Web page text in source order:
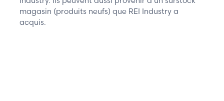
magasin (produits neufs) que REI Industry a
acquis.